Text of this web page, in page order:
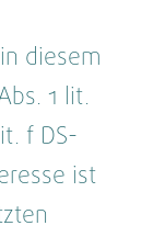
diesem
1 lit.
f DS-
ist